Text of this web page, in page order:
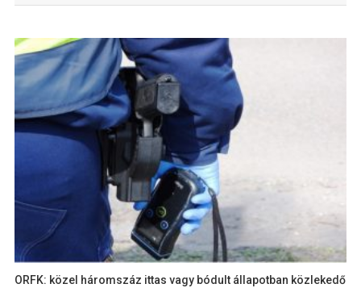
ORFK: közel háromszáz ittas vagy bódult állapotban közlekedő